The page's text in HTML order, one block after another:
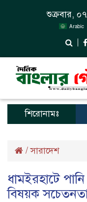
শুক্রবার,
Arabic
শিরোনামঃ
/সারাদেশ
ধামইরহাটে
বিষয়ক